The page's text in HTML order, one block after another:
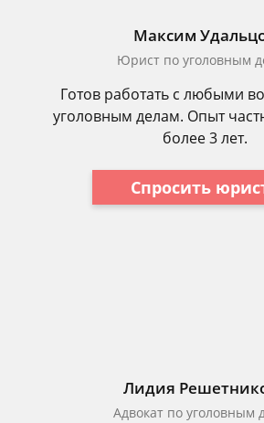
Максим
Юрист по уголовным
Готов работать с любыми
уголовным делам. Опыт
более 3 лет.
Спросить
Лидия
Адвокат по уголовным